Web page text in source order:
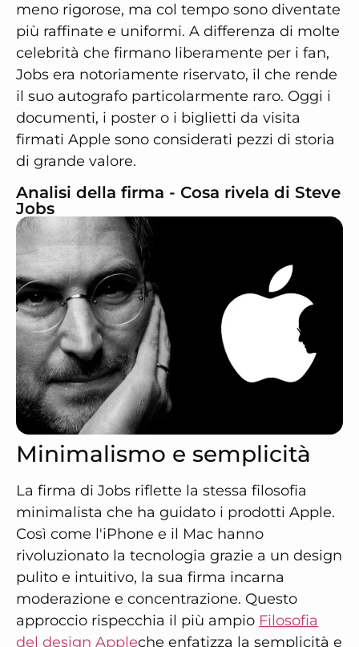
meno rigorose, ma col tempo sono diventate
più raffinate e uniformi. A differenza di molte
celebrità che firmano liberamente per i fan,
Jobs era notoriamente riservato, il che rende
il suo autografo particolarmente raro. Oggi i
documenti, i poster o i biglietti da visita
firmati Apple sono considerati pezzi di storia
di grande valore.
Analisi della firma - Cosa rivela di Steve
Jobs
Minimalismo e semplicità
La firma di Jobs riflette la stessa filosofia
minimalista che ha guidato i prodotti Apple.
Così come l'iPhone e il Mac hanno
rivoluzionato la tecnologia grazie a un design
pulito e intuitivo, la sua firma incarna
moderazione e concentrazione. Questo
approccio rispecchia il più ampio Filosofia
del design Appleche enfatizza la semplicità e